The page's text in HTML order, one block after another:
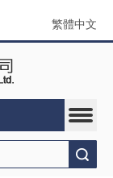
繁體中文